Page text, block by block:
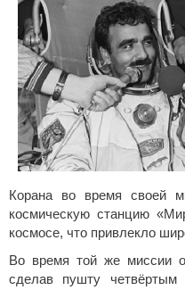
Корана во время своей
космическую станцию
космосе, что привлекло
Во время той же миссии
сделав пушту